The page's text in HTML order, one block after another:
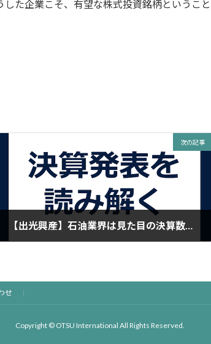
た企業こそ、有望な株式投資銘柄ということ
次の記事
【出光興産】石油業界は見た目の決算数値だけに翻弄されてはならない
せ
Copyright © OTSU International All Rights Reserved.